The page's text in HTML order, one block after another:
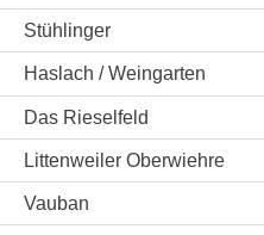
Stühlinger
Haslach / Weingarten
Das Rieselfeld
Littenweiler Oberwiehre
Vauban